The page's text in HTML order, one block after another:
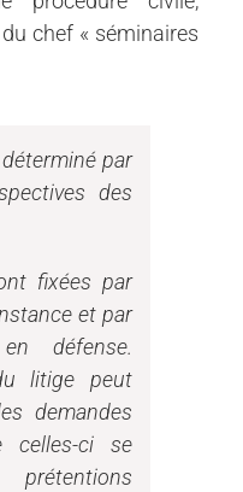
chef « séminaires
par
des
fixées par
et par
défense.
litige peut
demandes
celles-ci se